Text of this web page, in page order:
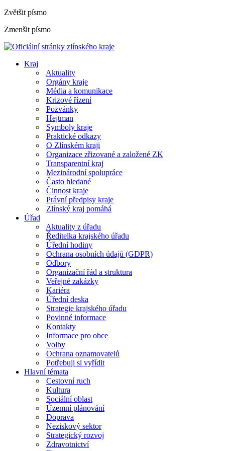
Zvětšit písmo
Zmenšit písmo
Kraj
Aktuality
Orgány kraje
Média a komunikace
Krizové řízení
Pozvánky
Hejtman
Symboly kraje
Praktické odkazy
O Zlínském kraji
Organizace zřizované a založené ZK
Transparentní kraj
Mezinárodní spolupráce
Často hledané
Činnost kraje
Právní předpisy kraje
Zlínský kraj pomáhá
Úřad
Aktuality z úřadu
Ředitelka krajského úřadu
Úřední hodiny
Ochrana osobních údajů (GDPR)
Odbory
Organizační řád a struktura
Veřejné zakázky
Kariéra
Úřední deska
Strategie krajského úřadu
Povinné informace
Kontakty
Informace pro obce
Volby
Ochrana oznamovatelů
Potřebuji si vyřídit
Hlavní témata
Cestovní ruch
Kultura
Sociální oblast
Územní plánování
Doprava
Neziskový sektor
Strategický rozvoj
Zdravotnictví